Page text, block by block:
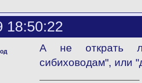
18:50:22
А не открать
сибиховодам", или